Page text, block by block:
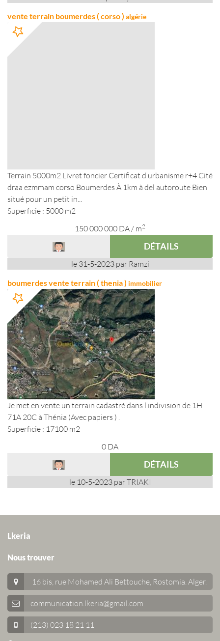
vente terrain boumerdes ( corso ) algérie
Terrain 5000m2 Livret foncier Certificat d urbanisme r+4 Cité
draa ezmmam corso Boumerdes À 1km à del autoroute Bien
situé pour un petit in...
Superficie : 5000 m2
150 000 000 DA/ m2
DÉTAILS
le 31-5-2023 par Ramzi
boumerdes vente terrain ( thenia ) immobilier
Je met en vente un terrain cadastré dans l indivision de 1H
71A 20C à Thénia (Avec papiers ) .
Superficie : 17100 m2
0 DA
DÉTAILS
le 10-5-2023 par TRIAKI
Lkeria
Nous trouver
16 bis, rue Mohamed Ali Bettouche, Rostomia. Alger.
communication.lkeria@gmail.com
(213) 023 18 21 11